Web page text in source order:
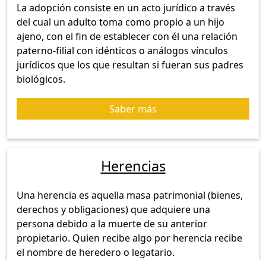
La adopción consiste en un acto jurídico a través
del cual un adulto toma como propio a un hijo
ajeno, con el fin de establecer con él una relación
paterno-filial con idénticos o análogos vínculos
jurídicos que los que resultan si fueran sus padres
biológicos.
Saber más
Herencias
Una herencia es aquella masa patrimonial (bienes,
derechos y obligaciones) que adquiere una
persona debido a la muerte de su anterior
propietario. Quien recibe algo por herencia recibe
el nombre de heredero o legatario.